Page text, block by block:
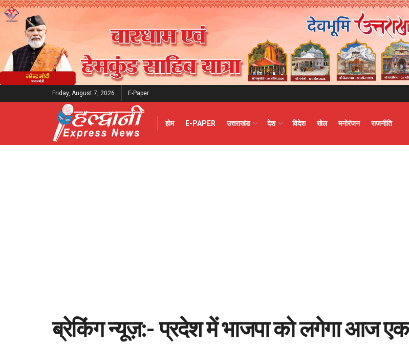
Friday, August 7, 2026 E-Paper
होम E-PAPER उत्तराखंड देश विदेश खेल मनोरंजन राजनीति
ब्रेकिंग न्यूज़:- प्रदेश में भाजपा को लगेगा आज एक